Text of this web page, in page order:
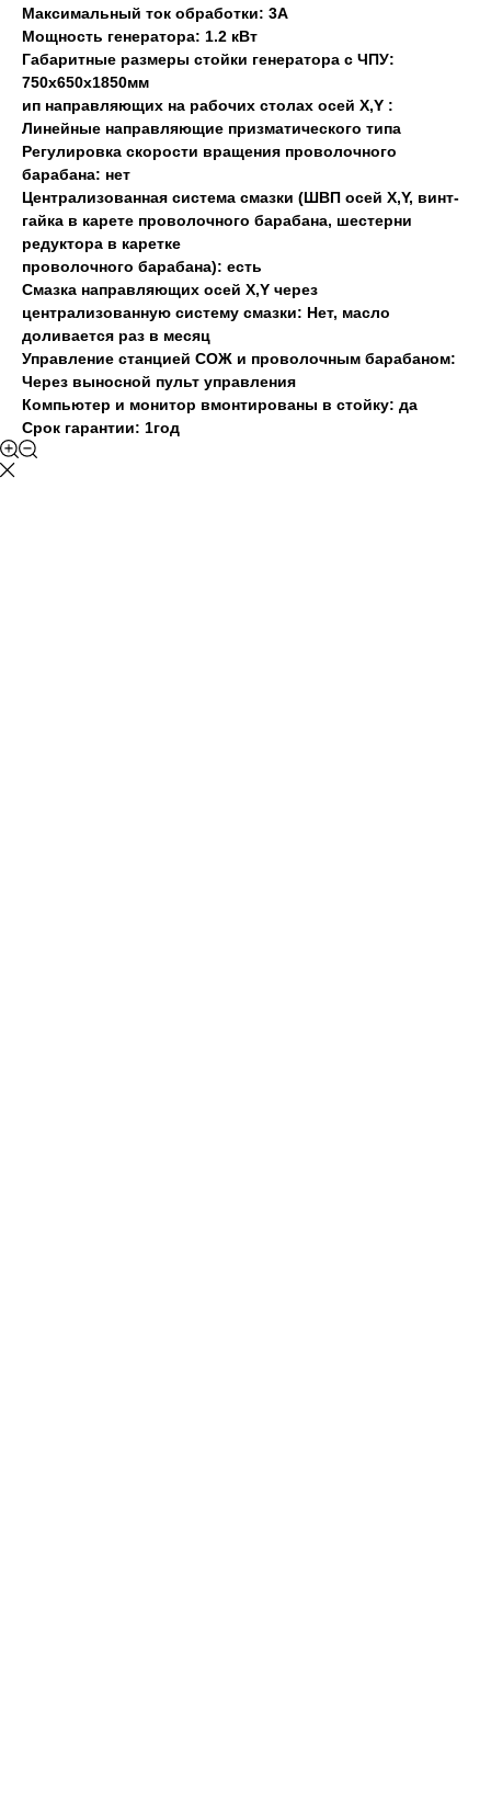
Максимальный ток обработки: 3А
Мощность генератора: 1.2 кВт
Габаритные размеры стойки генератора с ЧПУ:
750х650х1850мм
ип направляющих на рабочих столах осей X,Y :
Линейные направляющие призматического типа
Регулировка скорости вращения проволочного
барабана: нет
Централизованная система смазки (ШВП осей X,Y, винт-
гайка в карете проволочного барабана, шестерни
редуктора в каретке
проволочного барабана): есть
Смазка направляющих осей X,Y через
централизованную систему смазки: Нет, масло
доливается раз в месяц
Управление станцией СОЖ и проволочным барабаном:
Через выносной пульт управления
Компьютер и монитор вмонтированы в стойку: да
Срок гарантии: 1год